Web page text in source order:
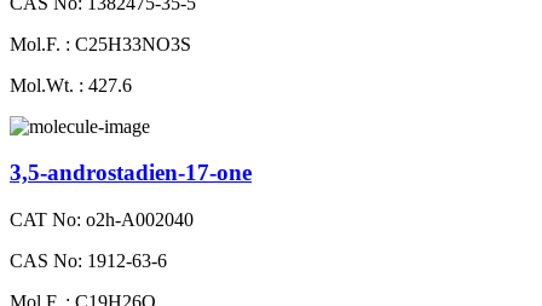
Mol.F. : C25H33NO3S
Mol.Wt. : 427.6
3,5-androstadien-17-one
CAT No: o2h-A002040
CAS No: 1912-63-6